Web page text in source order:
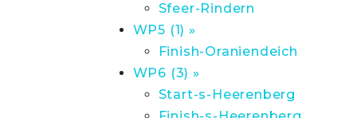
Sfeer-Rindern
WP5 (1) »
Finish-Oraniendeich
WP6 (3) »
Start-s-Heerenberg